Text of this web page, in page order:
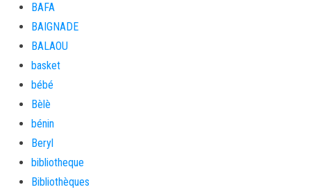
BAFA
BAIGNADE
BALAOU
basket
bébé
Bèlè
bénin
Beryl
bibliotheque
Bibliothèques